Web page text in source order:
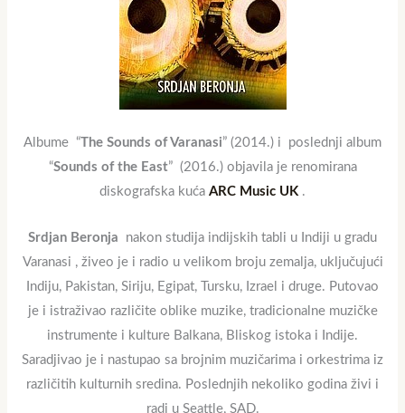
Albume “The Sounds of Varanasi” (2014.) i poslednji album
“Sounds of the East” (2016.) objavila je renomirana
diskografska kuća ARC Music UK.
Srdjan Beronja nakon studija indijskih tabli u Indiji u gradu
Varanasi , živeo je i radio u velikom broju zemalja, uključujući
Indiju, Pakistan, Siriju, Egipat, Tursku, Izrael i druge. Putovao
je i istraživao različite oblike muzike, tradicionalne muzičke
instrumente i kulture Balkana, Bliskog istoka i Indije.
Saradjivao je i nastupao sa brojnim muzičarima i orkestrima iz
različitih kulturnih sredina. Poslednjih nekoliko godina živi i
radi u Seattle, SAD.